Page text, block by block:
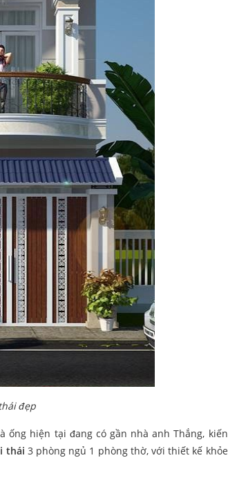
đẹp
ống hiện tại đang có gần nhà anh Thắng, kiến
thái 3 phòng ngủ 1 phòng thờ, với thiết kế khỏe